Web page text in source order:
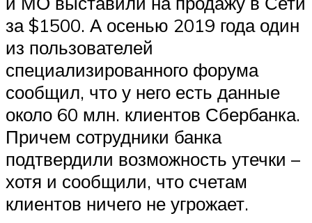
за $1500. А осенью 2019 года один
из пользователей
специализированного форума
сообщил, что у него есть данные
около 60 млн. клиентов Сбербанка.
Причем сотрудники банка
подтвердили возможность утечки –
хотя и сообщили, что счетам
клиентов ничего не угрожает.